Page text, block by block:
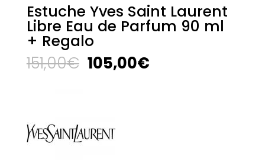
Estuche Yves Saint Laurent
Libre Eau de Parfum 90 ml
+ Regalo
151,00€ El
precio
105,00€El